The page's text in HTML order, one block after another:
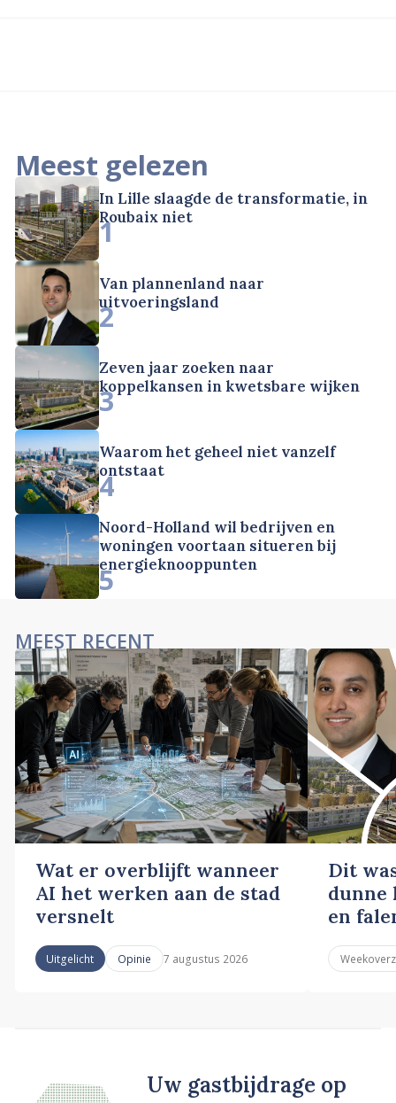
Meest gelezen
In Lille slaagde de transformatie, in
Roubaix niet
1
Van plannenland naar
uitvoeringsland
2
Zeven jaar zoeken naar
koppelkansen in kwetsbare wijken
3
Waarom het geheel niet vanzelf
ontstaat
4
Noord-Holland wil bedrijven en
woningen voortaan situeren bij
energieknooppunten
5
MEEST RECENT
Wat er overblijft wanneer
AI het werken aan de stad
versnelt
Uitgelicht Opinie 7 augustus 2026
Dit
dunne
en
Uw gastbijdrage op